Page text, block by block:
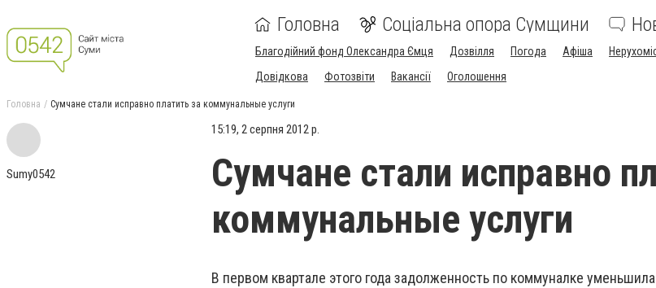
Головна Соціальна опора Сумщини
Благодійний фонд Олександра Ємця Дозвілля Погода Афіша
Довідкова
Фотозвіти Вакансії Оголошення
Головна Сумчане стали исправно платить за коммунальные услуги
Sumy0542
15:19, 2 серпня 2012 р.
Сумчане стали исправно
коммунальные услуги
В первом квартале этого года задолженность по коммуналке